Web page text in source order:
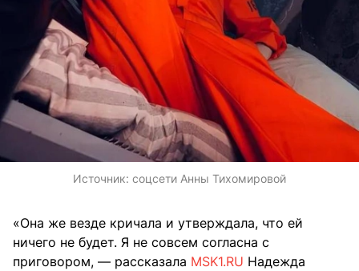
Источник: соцсети Анны Тихомировой
«Она же везде кричала и утверждала, что ей
ничего не будет. Я не совсем согласна с
приговором, — рассказала MSK1.RU Надежда